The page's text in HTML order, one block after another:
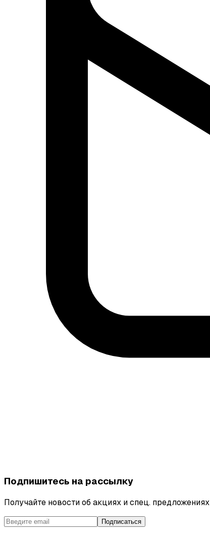
Подпишитесь на рассылку
Получайте новости об акциях и спец. предложениях
Подписаться